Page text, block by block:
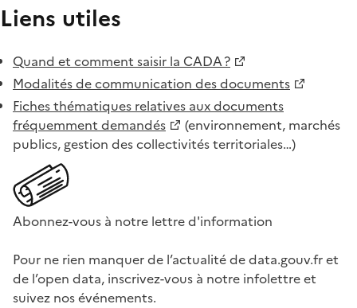
Liens utiles
Quand et comment saisir la CADA ?
Modalités de communication des documents
Fiches thématiques relatives aux documents
fréquemment demandés
(environnement, marchés
publics, gestion des collectivités territoriales…)
Abonnez-vous à notre lettre d'information
Pour ne rien manquer de l’actualité de data.gouv.fr et
de l’open data, inscrivez-vous à notre infolettre et
suivez nos événements.